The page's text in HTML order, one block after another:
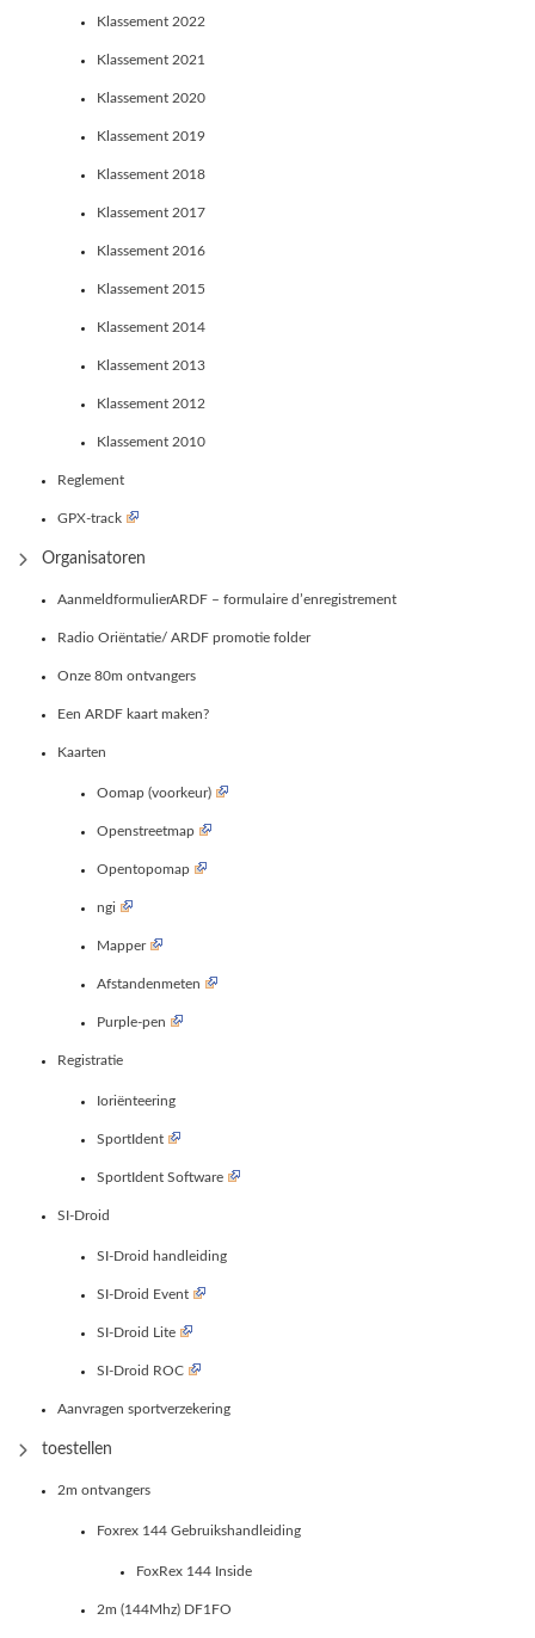
Klassement 2022
Klassement 2021
Klassement 2020
Klassement 2019
Klassement 2018
Klassement 2017
Klassement 2016
Klassement 2015
Klassement 2014
Klassement 2013
Klassement 2012
Klassement 2010
Reglement
GPX-track
Organisatoren
AanmeldformulierARDF – formulaire d’enregistrement
Radio Oriëntatie/ ARDF promotie folder
Onze 80m ontvangers
Een ARDF kaart maken?
Kaarten
Oomap (voorkeur)
Openstreetmap
Opentopomap
ngi
Mapper
Afstandenmeten
Purple-pen
Registratie
Ioriënteering
SportIdent
SportIdent Software
SI-Droid
SI-Droid handleiding
SI-Droid Event
SI-Droid Lite
SI-Droid ROC
Aanvragen sportverzekering
toestellen
2m ontvangers
Foxrex 144 Gebruikshandleiding
FoxRex 144 Inside
2m (144Mhz) DF1FO